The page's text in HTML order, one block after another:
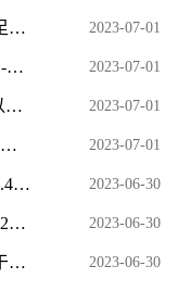
拼了！四大归化全上，名嘴热议国足超强首发，人民日报发文打Call_全球要闻 2023-07-01
可变身迷你房车 斯柯达Roadiaq官图-当前热讯 2023-07-01
今日热门!以孝为话题的作文题目_以孝为话题的作文 2023-07-01
孔明灯怎么画黑板报 孔明灯怎么画 今日快讯 2023-07-01
中金公司今日大宗交易折价成交551.4万股，成交额1.84亿元 2023-06-30
环球视讯！三星9098手机报价（9082三星手机报价） 2023-06-30
康桥悦生活预计2022年业绩审计将于7月底完成 2023-06-30